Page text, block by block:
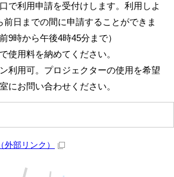
で利用申請を受付けします。利用しよ
前日までの間に申請することができま
9時から午後4時45分まで）
使用料を納めてください。
利用可。プロジェクターの使用を希望
にお問い合わせください。
（外部リンク）